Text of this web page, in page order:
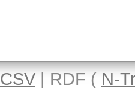
CSV| RDF ( N-